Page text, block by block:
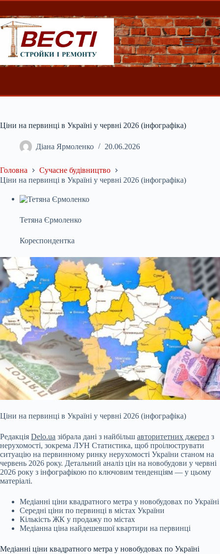
Перейти
вмісту
Ціни на первинці в Україні у червні 2026 (інфографіка)
Діана Ярмоленко 20.06.2026
Головна
Сучасне будівництво
Ціни на первинці в Україні у червні 2026 (інфографіка)
Тетяна Єрмоленко
Кореспондентка
Ціни на первинці в Україні у червні 2026 (інфографіка)
Редакція Delo.ua зібрала дані з найбільш авторитетних джерел з
нерухомості, зокрема ЛУН Статистика, щоб проілюструвати
ситуацію на первинному ринку нерухомості України станом на
червень 2026 року. Детальний аналіз цін на новобудови у червні
2026 року з інфографікою по ключовим тенденціям — у цьому
матеріалі.
Медіанні ціни квадратного метра у новобудовах по Україні
Середні ціни по первинці в містах України
Кількість ЖК у продажу по містах
Медіанна ціна найдешевшої квартири на первинці
Медіанні ціни квадратного метра у новобудовах по Україні